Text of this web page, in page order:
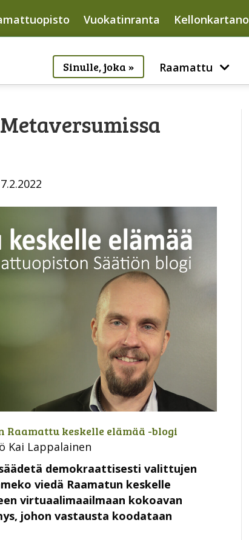
Vuokatinranta Kellonkartano
Sinulle, joka » Raamattu
Raamattu keskelle elämää -blogi
Kai Lappalainen
demokraattisesti valittujen
viedä Raamatun keskelle
virtuaalimaailmaan kokoavan
johon vastausta koodataan